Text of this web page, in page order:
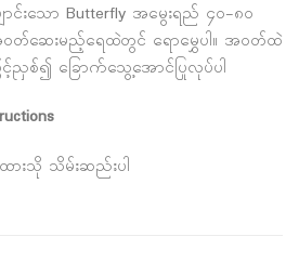
ာင်းသော Butterfly အမွေးရည် ၄၀-၈၀
ဆေးမည့်ရေထဲတွင် ရောမွှေပါ။ အဝတ်ထဲ
ညှစ်၍ ခြောက်သွေ့အောင်ပြုလုပ်ပါ
းသို သိမ်းဆည်းပါ